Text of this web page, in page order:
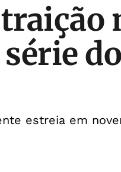
estreia em